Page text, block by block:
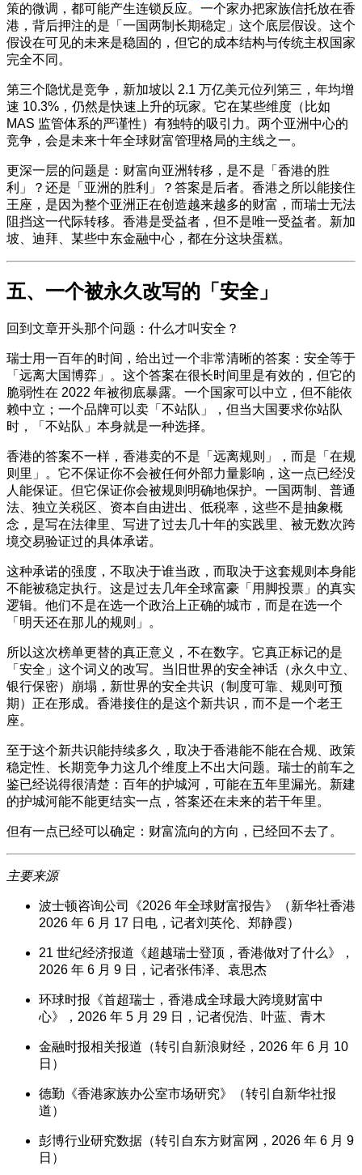
策的微调，都可能产生连锁反应。一个家办把家族信托放在香
港，背后押注的是「一国两制长期稳定」这个底层假设。这个
假设在可见的未来是稳固的，但它的成本结构与传统主权国家
完全不同。
第三个隐忧是竞争，新加坡以 2.1 万亿美元位列第三，年均增
速 10.3%，仍然是快速上升的玩家。它在某些维度（比如
MAS 监管体系的严谨性）有独特的吸引力。两个亚洲中心的
竞争，会是未来十年全球财富管理格局的主线之一。
更深一层的问题是：财富向亚洲转移，是不是「香港的胜
利」？还是「亚洲的胜利」？答案是后者。香港之所以能接住
王座，是因为整个亚洲正在创造越来越多的财富，而瑞士无法
阻挡这一代际转移。香港是受益者，但不是唯一受益者。新加
坡、迪拜、某些中东金融中心，都在分这块蛋糕。
五、一个被永久改写的「安全」
回到文章开头那个问题：什么才叫安全？
瑞士用一百年的时间，给出过一个非常清晰的答案：安全等于
「远离大国博弈」。这个答案在很长时间里是有效的，但它的
脆弱性在 2022 年被彻底暴露。一个国家可以中立，但不能依
赖中立；一个品牌可以卖「不站队」，但当大国要求你站队
时，「不站队」本身就是一种选择。
香港的答案不一样，香港卖的不是「远离规则」，而是「在规
则里」。它不保证你不会被任何外部力量影响，这一点已经没
人能保证。但它保证你会被规则明确地保护。一国两制、普通
法、独立关税区、资本自由进出、低税率，这些不是抽象概
念，是写在法律里、写进了过去几十年的实践里、被无数次跨
境交易验证过的具体承诺。
这种承诺的强度，不取决于谁当政，而取决于这套规则本身能
不能被稳定执行。这是过去几年全球富豪「用脚投票」的真实
逻辑。他们不是在选一个政治上正确的城市，而是在选一个
「明天还在那儿的规则」。
所以这次榜单更替的真正意义，不在数字。它真正标记的是
「安全」这个词义的改写。当旧世界的安全神话（永久中立、
银行保密）崩塌，新世界的安全共识（制度可靠、规则可预
期）正在形成。香港接住的是这个新共识，而不是一个老王
座。
至于这个新共识能持续多久，取决于香港能不能在合规、政策
稳定性、长期竞争力这几个维度上不出大问题。瑞士的前车之
鉴已经说得很清楚：百年的护城河，可能在五年里漏光。新建
的护城河能不能更结实一点，答案还在未来的若干年里。
但有一点已经可以确定：财富流向的方向，已经回不去了。
主要来源
波士顿咨询公司《2026 年全球财富报告》（新华社香港
2026 年 6 月 17 日电，记者刘英伦、郑静霞）
21 世纪经济报道《超越瑞士登顶，香港做对了什么》，
2026 年 6 月 9 日，记者张伟泽、袁思杰
环球时报《首超瑞士，香港成全球最大跨境财富中
心》，2026 年 5 月 29 日，记者倪浩、叶蓝、青木
金融时报相关报道（转引自新浪财经，2026 年 6 月 10
日）
德勤《香港家族办公室市场研究》（转引自新华社报
道）
彭博行业研究数据（转引自东方财富网，2026 年 6 月 9
日）